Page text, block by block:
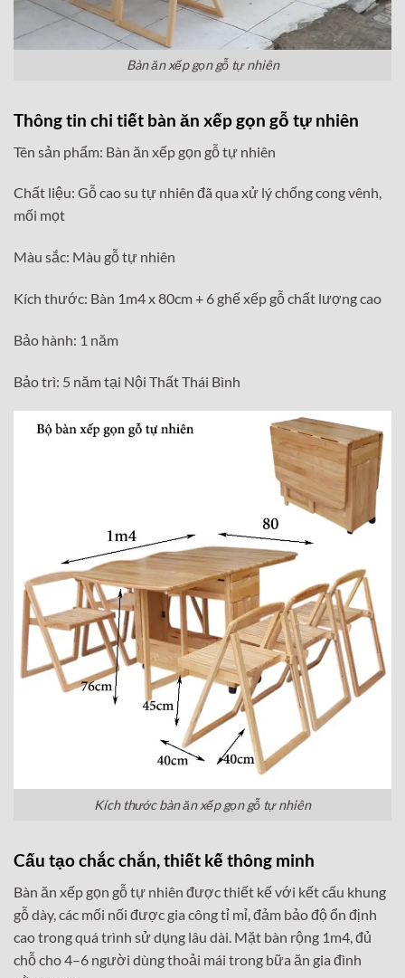
Bàn ăn xếp gọn gỗ tự nhiên
Thông tin chi tiết bàn ăn xếp gọn gỗ tự nhiên
Tên sản phẩm: Bàn ăn xếp gọn gỗ tự nhiên
Chất liệu: Gỗ cao su tự nhiên đã qua xử lý chống cong vênh,
mối mọt
Màu sắc: Màu gỗ tự nhiên
Kích thước: Bàn 1m4 x 80cm + 6 ghế xếp gỗ chất lượng cao
Bảo hành: 1 năm
Bảo trì: 5 năm tại Nội Thất Thái Bình
Kích thước bàn ăn xếp gọn gỗ tự nhiên
Cấu tạo chắc chắn, thiết kế thông minh
Bàn ăn xếp gọn gỗ tự nhiên được thiết kế với kết cấu khung
gỗ dày, các mối nối được gia công tỉ mỉ, đảm bảo độ ổn định
cao trong quá trình sử dụng lâu dài. Mặt bàn rộng 1m4, đủ
chỗ cho 4–6 người dùng thoải mái trong bữa ăn gia đình